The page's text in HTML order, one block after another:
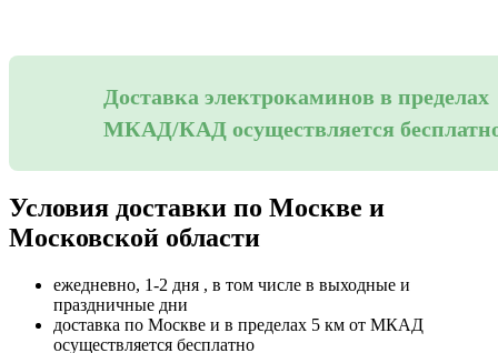
Доставка электрокаминов в пределах
МКАД/КАД осуществляется
Условия доставки по Москве и
Московской области
ежедневно, 1-2 дня , в том числе в выходные и
праздничные дни
доставка по Москве и в пределах 5 км от МКАД
осуществляется бесплатно